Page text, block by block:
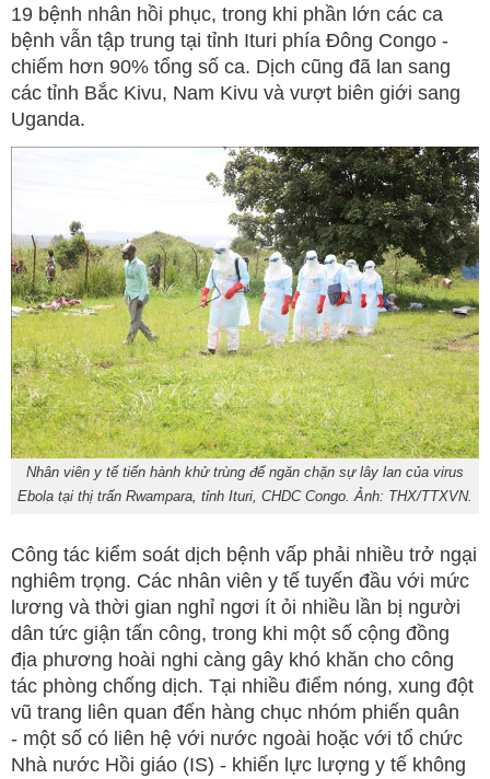
19 bệnh nhân hồi phục, trong khi phần lớn các ca
bệnh vẫn tập trung tại tỉnh Ituri phía Đông Congo -
chiếm hơn 90% tổng số ca. Dịch cũng đã lan sang
các tỉnh Bắc Kivu, Nam Kivu và vượt biên giới sang
Uganda.
Nhân viên y tế tiến hành khử trùng để ngăn chặn sự lây lan của virus
Ebola tại thị trấn Rwampara, tỉnh Ituri, CHDC Congo. Ảnh: THX/TTXVN.
Công tác kiểm soát dịch bệnh vấp phải nhiều trở ngại
nghiêm trọng. Các nhân viên y tế tuyến đầu với mức
lương và thời gian nghỉ ngơi ít ỏi nhiều lần bị người
dân tức giận tấn công, trong khi một số cộng đồng
địa phương hoài nghi càng gây khó khăn cho công
tác phòng chống dịch. Tại nhiều điểm nóng, xung đột
vũ trang liên quan đến hàng chục nhóm phiến quân
- một số có liên hệ với nước ngoài hoặc với tổ chức
Nhà nước Hồi giáo (IS) - khiến lực lượng y tế không